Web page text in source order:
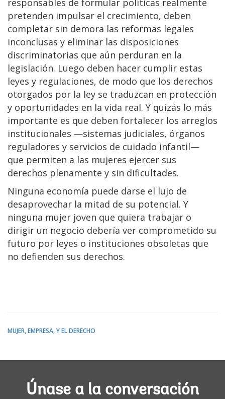
responsables de formular políticas realmente
pretenden impulsar el crecimiento, deben
completar sin demora las reformas legales
inconclusas y eliminar las disposiciones
discriminatorias que aún perduran en la
legislación. Luego deben hacer cumplir estas
leyes y regulaciones, de modo que los derechos
otorgados por la ley se traduzcan en protección
y oportunidades en la vida real. Y quizás lo más
importante es que deben fortalecer los arreglos
institucionales —sistemas judiciales, órganos
reguladores y servicios de cuidado infantil—
que permiten a las mujeres ejercer sus
derechos plenamente y sin dificultades.
Ninguna economía puede darse el lujo de
desaprovechar la mitad de su potencial. Y
ninguna mujer joven que quiera trabajar o
dirigir un negocio debería ver comprometido su
futuro por leyes o instituciones obsoletas que
no defienden sus derechos.
MUJER, EMPRESA, Y EL DERECHO
Únase a la conversación